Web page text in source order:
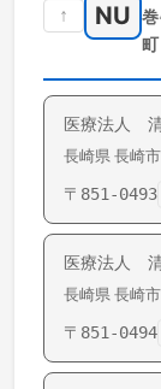
↑ NU 巻
町
医療法人
長崎県 長崎市
〒 851-0493
医療法人
長崎県 長崎市
〒 851-0494